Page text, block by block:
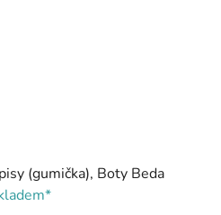
(gumička), Boty Beda